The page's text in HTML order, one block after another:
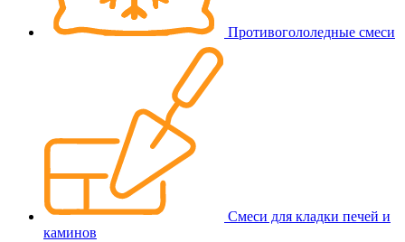
Противогололедные смеси
Смеси для кладки печей и
каминов